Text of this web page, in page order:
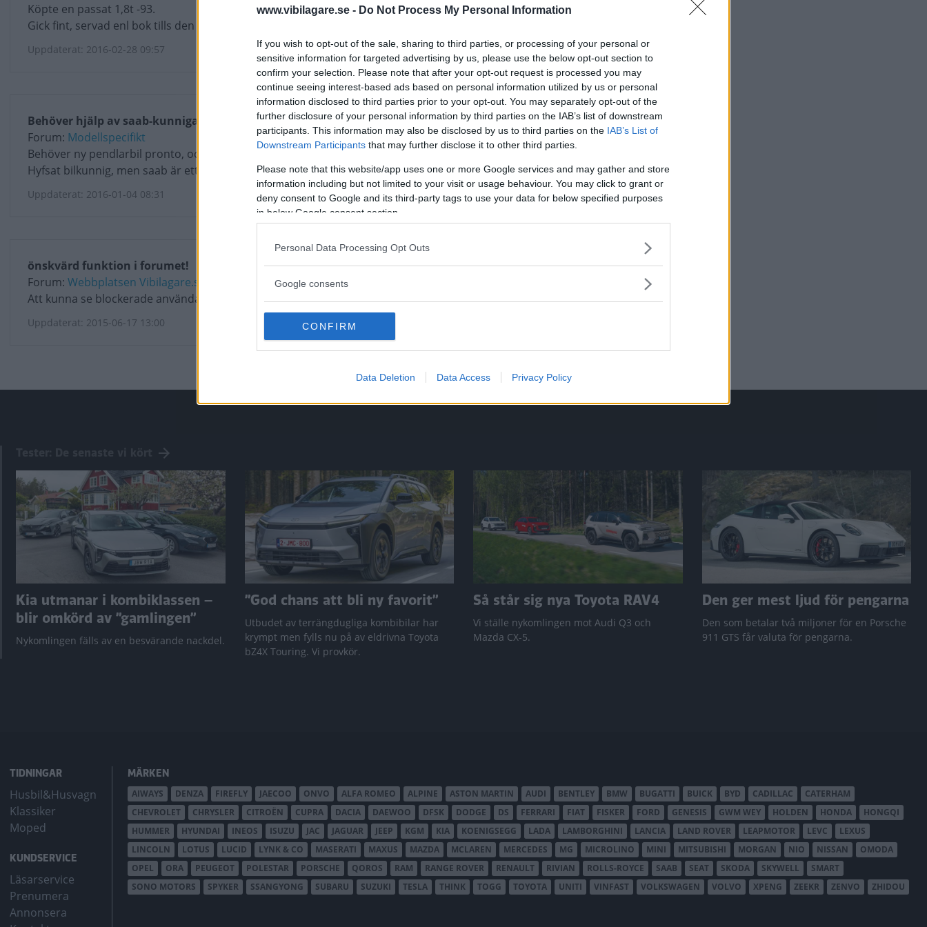
www.vibilagare.se - Do Not Process My Personal Information
If you wish to opt-out of the sale, sharing to third parties, or processing of your personal or
sensitive information for targeted advertising by us, please use the below opt-out section to
confirm your selection. Please note that after your opt-out request is processed you may
continue seeing interest-based ads based on personal information utilized by us or personal
information disclosed to third parties prior to your opt-out. You may separately opt-out of the
further disclosure of your personal information by third parties on the IAB’s list of downstream
participants. This information may also be disclosed by us to third parties on the IAB’s List of
Downstream Participants that may further disclose it to other third parties.
Please note that this website/app uses one or more Google services and may gather and store
information including but not limited to your visit or usage behaviour. You may click to grant or
deny consent to Google and its third-party tags to use your data for below specified purposes
in below Google consent section.
Personal Data Processing Opt Outs
Google consents
CONFIRM
Data Deletion Data Access Privacy Policy
Köpte en passat 1,8t -93.
Gick fint, servad enl bok tills den tog...
Uppdaterat: 2016-02-28 09:57
Behöver hjälp av saab-kunniga nu!
Forum: Modellspecifikt
Behöver ny pendlarbil pronto, och tänkte prova saab.....
Hyfsat bilkunnig, men saab är ett...
Uppdaterat: 2016-01-04 08:31
önskvärd funktion i forumet!
Forum: Webbplatsen Vibilagare.se
Att kunna se blockerade användare på sin profilsida, som det är nu är det omständigt att...
Uppdaterat: 2015-06-17 13:00
Kia utmanar i kombiklassen –
blir omkörd av ”gamlingen”
Nykomlingen fälls av en besvärande nackdel.
”God chans att bli ny favorit”
Utbudet av terrängdugliga kombibilar har
krympt men fylls nu på av eldrivna Toyota
bZ4X Touring. Vi provkör.
Så står sig nya Toyota RAV4
Vi ställe nykomlingen mot Audi Q3 och
Mazda CX-5.
Den ger mest ljud för pengarna
Den som betalar två miljoner för en Porsche
911 GTS får valuta för pengarna.
TIDNINGAR
Husbil&Husvagn
Klassiker
Moped
KUNDSERVICE
Läsarservice
Prenumera
Annonsera
MÄRKEN
AIWAYS DENZA FIREFLY JAECOO ONVO ALFA ROMEO ALPINE ASTON MARTIN AUDI BENTLEY BMW BUGATTI BUICK BYD CADILLAC
CATERHAM
CHEVROLET
CHRYSLER CITROËN CUPRA DACIA DAEWOO DFSK DODGE DS FERRARI FIAT FISKER FORD GENESIS GWM WEY HOLDEN HONDA
HONGQI
HUMMER
HYUNDAI INEOS ISUZU JAC JAGUAR JEEP KGM KIA KOENIGSEGG LADA LAMBORGHINI LANCIA LAND ROVER LEAPMOTOR LEVC
LEXUS
LINCOLN
LOTUS LUCID LYNK & CO MASERATI MAXUS MAZDA MCLAREN MERCEDES MG MICROLINO MINI MITSUBISHI MORGAN NIO NISSAN
OMODA
OPEL
ORA PEUGEOT POLESTAR PORSCHE QOROS RAM RANGE ROVER RENAULT RIVIAN ROLLS-ROYCE SAAB SEAT SKODA SKYWELL
SMART
SONO MOTORS
SPYKER SSANGYONG SUBARU SUZUKI TESLA THINK TOGG TOYOTA UNITI VINFAST VOLKSWAGEN VOLVO XPENG ZEEKR ZENVO ZHIDOU